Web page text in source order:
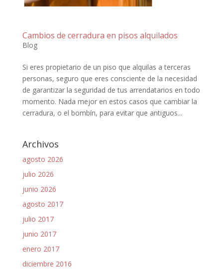
Cambios de cerradura en pisos alquilados
Blog
Si eres propietario de un piso que alquilas a terceras
personas, seguro que eres consciente de la necesidad
de garantizar la seguridad de tus arrendatarios en todo
momento. Nada mejor en estos casos que cambiar la
cerradura, o el bombín, para evitar que antiguos...
Archivos
agosto 2026
julio 2026
junio 2026
agosto 2017
julio 2017
junio 2017
enero 2017
diciembre 2016